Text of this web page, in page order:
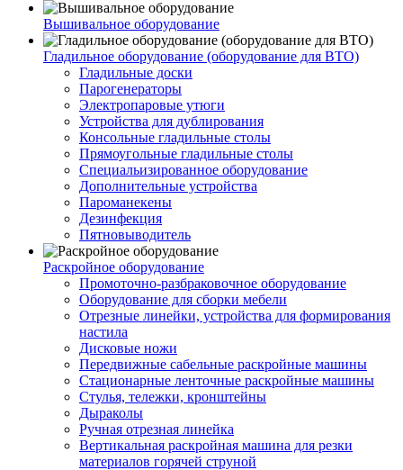
Вышивальное оборудование
Гладильное оборудование (оборудование для ВТО)
Гладильные доски
Парогенераторы
Электропаровые утюги
Устройства для дублирования
Консольные гладильные столы
Прямоугольные гладильные столы
Специальизированное оборудование
Дополнительные устройства
Пароманекены
Дезинфекция
Пятновыводитель
Раскройное оборудование
Промоточно-разбраковочное оборудование
Оборудование для сборки мебели
Отрезные линейки, устройства для формирования
настила
Дисковые ножи
Передвижные сабельные раскройные машины
Стационарные ленточные раскройные машины
Стулья, тележки, кронштейны
Дыраколы
Ручная отрезная линейка
Вертикальная раскройная машина для резки
материалов горячей струной